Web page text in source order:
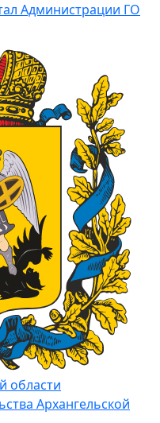
Администрации ГО
области
Архангельской